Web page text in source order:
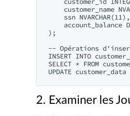
customer_name
    ssn NVARCHAR(11),
account_balance
);
-- Opérations
INSERT INTO
SELECT * FROM
2. Examiner les